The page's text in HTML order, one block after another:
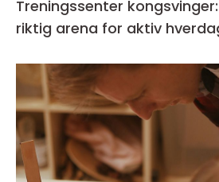
Treningssenter
riktig arena for aktiv